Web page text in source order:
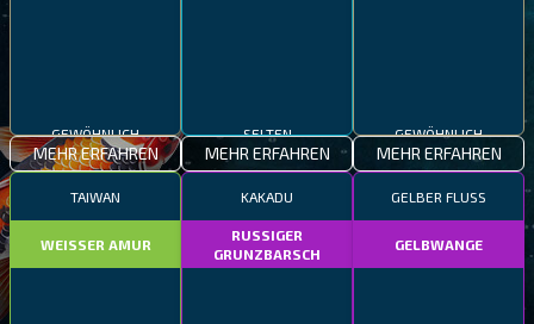
GEWÖHNLICH
MEHR ERFAHREN
SELTEN
MEHR ERFAHREN
GEWÖHNLICH
MEHR ERFAHREN
TAIWAN
WEISSER AMUR
KAKADU
RUSSIGER
GRUNZBARSCH
GELBER FLUSS
GELBWANGE